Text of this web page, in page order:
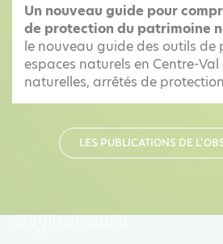
Un nouveau guide pour
de protection du patrimoine
le nouveau guide des outils de
espaces naturels en Centre-Val
naturelles, arrêtés de
LES PUBLICATIONS DE
Agenda